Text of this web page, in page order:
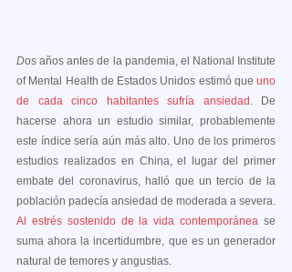
Dos años antes de la pandemia, el National Institute
of Mental Health de Estados Unidos estimó que uno
de cada cinco habitantes sufría ansiedad . De
hacerse ahora un estudio similar, probablemente
este índice sería aún más alto. Uno de los primeros
estudios realizados en China, el lugar del primer
embate del coronavirus, halló que un tercio de la
Al estrés sostenido de la vida contemporánea se
suma ahora la incertidumbre, que es un generador
natural de temores y angustias.